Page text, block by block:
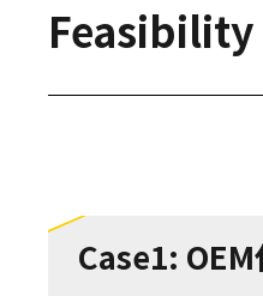
Feasibility
Case1: